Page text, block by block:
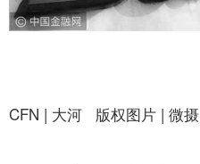
CFN | 大河 版权图片 | 微摄